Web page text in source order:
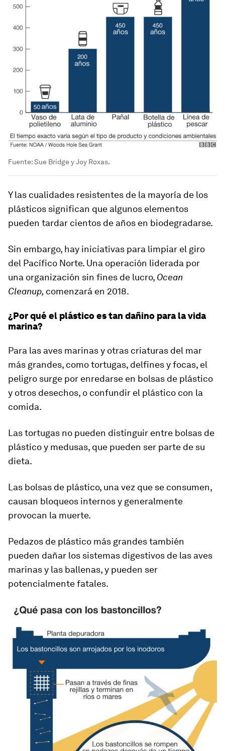
Fuente: Sue Bridge y Joy Roxas.
Y las cualidades resistentes de la mayoría de los
plásticos significan que algunos elementos
pueden tardar cientos de años en biodegradarse.
Sin embargo, hay iniciativas para limpiar el giro
del Pacífico Norte. Una operación liderada por
una organización sin fines de lucro, Ocean
Cleanup, comenzará en 2018.
¿Por qué el plástico es tan dañino para la vida
marina?
Para las aves marinas y otras criaturas del mar
más grandes, como tortugas, delfines y focas, el
peligro surge por enredarse en bolsas de plástico
y otros desechos, o confundir el plástico con la
comida.
Las tortugas no pueden distinguir entre bolsas de
plástico y medusas, que pueden ser parte de su
dieta.
Las bolsas de plástico, una vez que se consumen,
causan bloqueos internos y generalmente
provocan la muerte.
Pedazos de plástico más grandes también
pueden dañar los sistemas digestivos de las aves
marinas y las ballenas, y pueden ser
potencialmente fatales.